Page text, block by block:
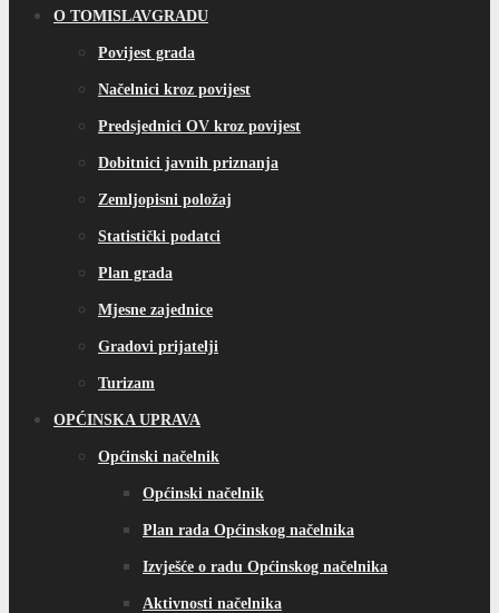
O TOMISLAVGRADU
Povijest grada
Načelnici kroz povijest
Predsjednici OV kroz povijest
Dobitnici javnih priznanja
Zemljopisni položaj
Statistički podatci
Plan grada
Mjesne zajednice
Gradovi prijatelji
Turizam
OPĆINSKA UPRAVA
Općinski načelnik
Općinski načelnik
Plan rada Općinskog načelnika
Izvješće o radu Općinskog načelnika
Aktivnosti načelnika